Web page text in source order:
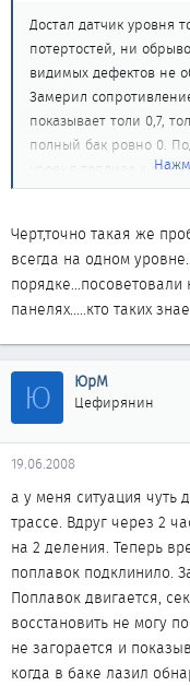
Достал датчик уровня
потертостей, ни
видимых дефектов не
Замерил
показывает толи 0,7,
полный бак ровно 0.
уровня топлива к
что самое интересное
если нет обрыва цепи,
воздухе. Замкнул на
тот разъём, который
прежнему показывает
разъемы, всё как надо,
подключил, всё без
процессор, точнее из
остальное работает
прелесть суточного
электрика.
P.S. Где-то писали что
менять
заверить
не меняет.
Черт,точно такая же
всегда на одном
порядке...посоветовали
панелях.....кто таких
Ю ЮрМ
Цефирянин
19.06.2008
а у меня ситуация чуть
трассе. Вдруг через 2
на 2 деления. Теперь
поплавок подклинило.
Поплавок двигается,
восстановить не могу
не загорается и
когда в баке лазил